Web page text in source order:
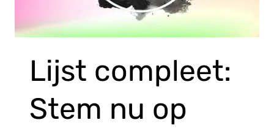
Lijst compleet:
Stem nu op